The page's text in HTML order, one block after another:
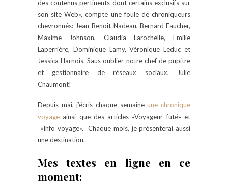
des contenus pertinents dont certains exclusifs sur
son site Web», compte une foule de chroniqueurs
chevronnés: Jean-Benoît Nadeau, Bernard Faucher,
Maxime Johnson, Claudia Larochelle, Émilie
Laperrière, Dominique Lamy, Véronique Leduc et
Jessica Harnois. Saus oublier notre chef de pupitre
et gestionnaire de réseaux sociaux, Julie
Chaumont!
Depuis mai, j’écris chaque semaineune chronique
voyage ainsi que des articles «Voyageur futé» et
«Info voyage». Chaque mois, je présenterai aussi
une destination.
Mes textes en ligne en ce
moment: